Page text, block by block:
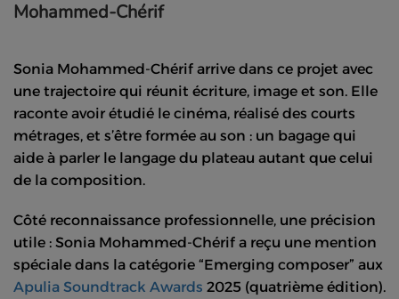
Mohammed-Chérif
Sonia Mohammed-Chérif arrive dans ce projet avec
une trajectoire qui réunit écriture, image et son. Elle
raconte avoir étudié le cinéma, réalisé des courts
métrages, et s’être formée au son : un bagage qui
aide à parler le langage du plateau autant que celui
de la composition.
Côté reconnaissance professionnelle, une précision
utile : Sonia Mohammed-Chérif a reçu une mention
spéciale dans la catégorie “Emerging composer” aux
Apulia Soundtrack Awards 2025 (quatrième édition).